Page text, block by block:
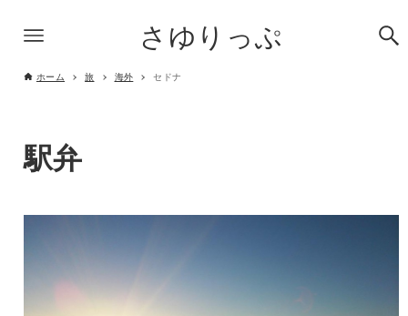
さゆりっぷ
ホーム 旅 海外 セドナ
駅弁